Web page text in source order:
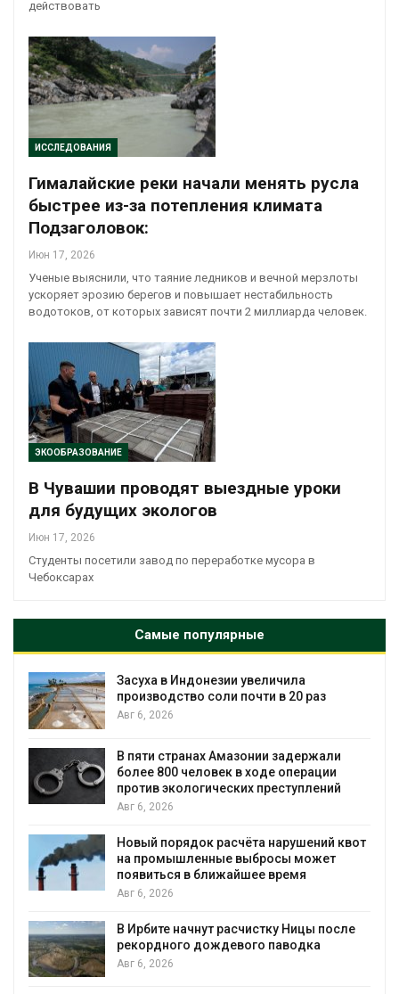
действовать
ИССЛЕДОВАНИЯ
Гималайские реки начали менять русла
быстрее из-за потепления климата
Подзаголовок:
Июн 17, 2026
Ученые выяснили, что таяние ледников и вечной мерзлоты
ускоряет эрозию берегов и повышает нестабильность
водотоков, от которых зависят почти 2 миллиарда человек.
ЭКООБРАЗОВАНИЕ
В Чувашии проводят выездные уроки
для будущих экологов
Июн 17, 2026
Студенты посетили завод по переработке мусора в
Чебоксарах
Самые популярные
Засуха в Индонезии увеличила
производство соли почти в 20 раз
Авг 6, 2026
В пяти странах Амазонии задержали
более 800 человек в ходе операции
против экологических преступлений
Авг 6, 2026
Новый порядок расчёта нарушений квот
на промышленные выбросы может
появиться в ближайшее время
Авг 6, 2026
В Ирбите начнут расчистку Ницы после
рекордного дождевого паводка
Авг 6, 2026